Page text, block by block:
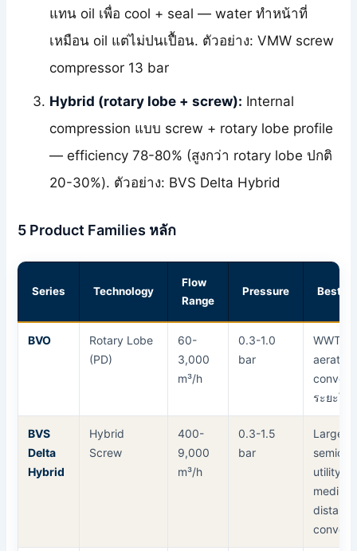
แทน oil เพื่อ cool + seal — water ทำหน้าที่
เหมือน oil แต่ไม่ปนเปื้อน. ตัวอย่าง: VMW screw
compressor 13 bar
Hybrid (rotary lobe + screw): Internal
compression แบบ screw + rotary lobe profile
— efficiency 78-80% (สูงกว่า rotary lobe ปกติ
20-30%). ตัวอย่าง: BVS Delta Hybrid
5 Product Families หลัก
Series Technology
Flow
Range
Pressure Best
BVO
Rotary Lobe
(PD)
60-
3,000
m³/h
0.3-1.0
bar
WWTP
ระยะใก
BVS
Delta
Hybrid
Hybrid
Screw
400-
9,000
m³/h
0.3-1.5
bar
Large
utility,